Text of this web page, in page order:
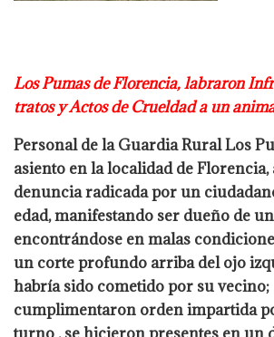
Los Pumas de Florencia, labraron
tratos y Actos de Crueldad a un
Personal de la Guardia Rural Los
asiento en la localidad de Florencia,
denuncia radicada por un
edad, manifestando ser dueño de un
encontrándose en malas
un corte profundo arriba del ojo
habría sido cometido por su vecino;
cumplimentaron ordenimpartida